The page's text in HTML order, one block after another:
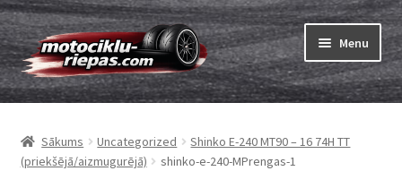
Skip
to
navigation
Skip
to
content
Menu
Riepas
Expand
Kameras
Sākums Uncategorized
Shinko E-240 MT90 – 16 74H TT
(priekšējā/aizmugurējā)
shinko-e-240-MPrengas-1